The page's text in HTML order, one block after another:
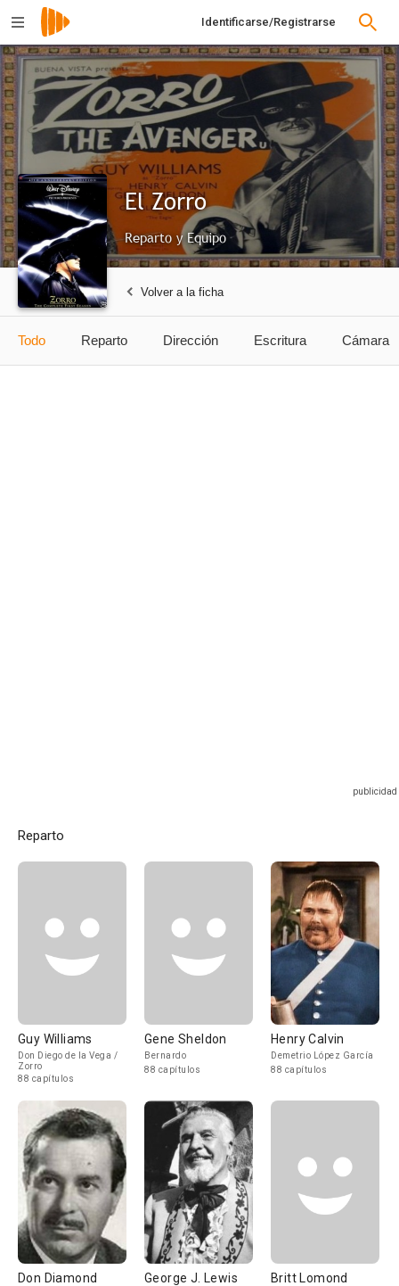
Identificarse/Registrarse
El Zorro
Reparto y Equipo
Volver a la ficha
Todo Reparto Dirección Escritura Cámara
Reparto
Guy Williams
Don Diego de la Vega /
Zorro
88 capítulos
Gene Sheldon
Bernardo
88 capítulos
Henry Calvin
Demetrio López García
88 capítulos
Don Diamond George J. Lewis Britt Lomond